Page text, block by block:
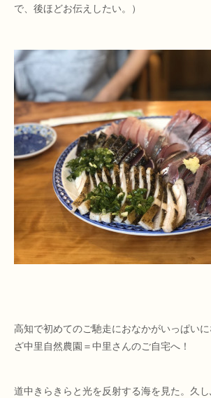
で、後ほどお伝えしたい。）
高知で初めてのご馳走におなかがいっぱい
ざ中里自然農園＝中里さんのご自宅へ！
道中きらきらと光を反射する海を見た。久し